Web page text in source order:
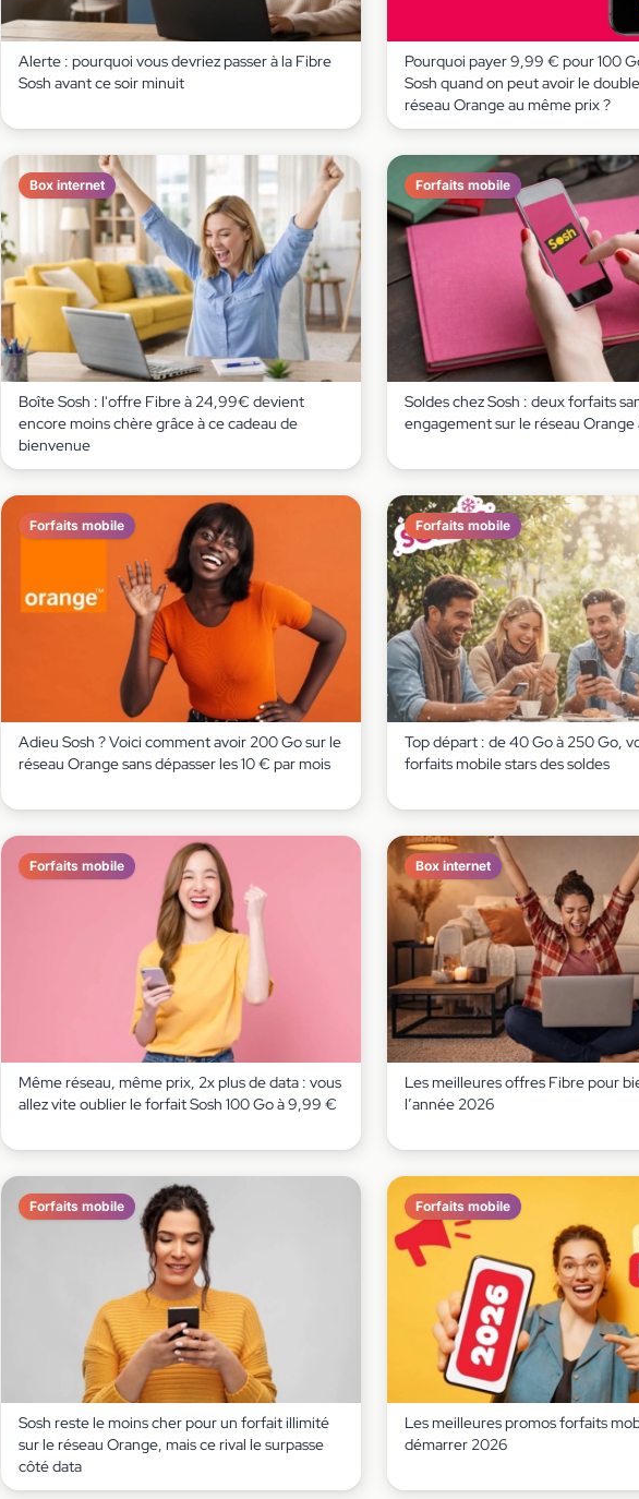
Alerte : pourquoi vous devriez passer à la Fibre
Sosh avant ce soir minuit
Pourquoi payer 9,99 € pour 100
Sosh quand on peut avoir le
réseau Orange au même prix ?
Box internet
Boîte Sosh : l'offre Fibre à 24,99€ devient
encore moins chère grâce à ce cadeau de
bienvenue
Forfaits mobile
Soldes chez Sosh : deux forfaits
engagement sur le réseau Orange
Forfaits mobile
Adieu Sosh ? Voici comment avoir 200 Go sur le
réseau Orange sans dépasser les 10 € par mois
Forfaits mobile
Top départ : de 40 Go à 250 Go,
forfaits mobile stars des soldes
Forfaits mobile
Même réseau, même prix, 2x plus de data : vous
allez vite oublier le forfait Sosh 100 Go à 9,99 €
Box internet
Les meilleures offres Fibre pour
l’année 2026
Forfaits mobile
Sosh reste le moins cher pour un forfait illimité
sur le réseau Orange, mais ce rival le surpasse
côté data
Forfaits mobile
Les meilleures promos forfaits
démarrer 2026